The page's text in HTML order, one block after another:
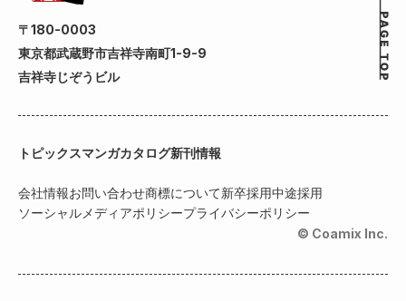
〒180-0003
東京都武蔵野市吉祥寺南町1-9-9
吉祥寺じぞうビル
トピックスマンガカタログ新刊情報
会社情報お問い合わせ商標について新卒採用中途採用
ソーシャルメディアポリシープライバシーポリシー
© Coamix Inc.